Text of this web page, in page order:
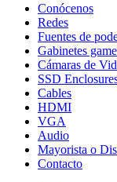
Conócenos
Redes
Fuentes de
Gabinetes
Cámaras de
SSD
Cables
HDMI
VGA
Audio
Mayorista o
Contacto